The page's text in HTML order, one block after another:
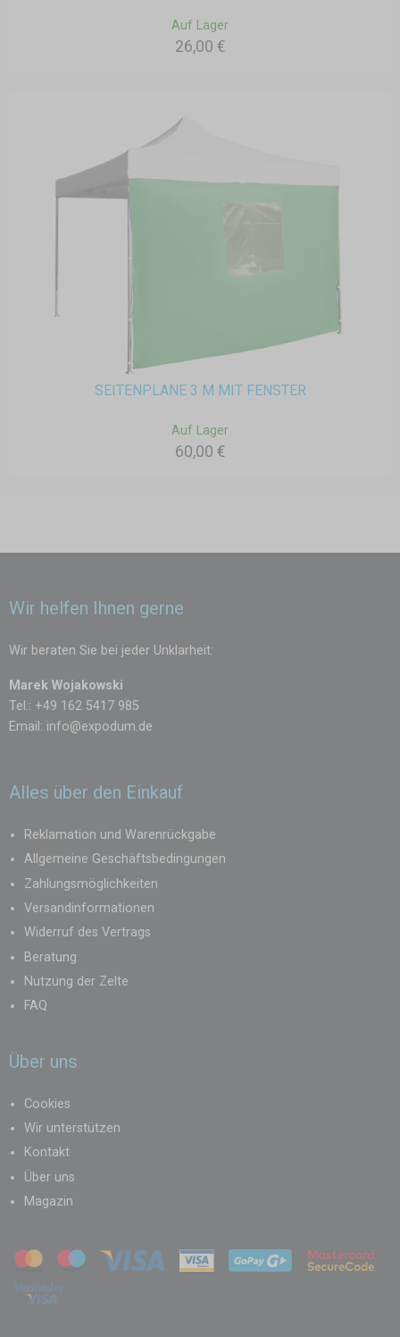
Auf Lager
26,00 €
SEITENPLANE 3 M MIT FENSTER
Auf Lager
60,00 €
Wir helfen Ihnen gerne
Wir beraten Sie bei jeder Unklarheit:
Marek Wojakowski
Tel.: +49 162 5417 985
Email: info@expodum.de
Alles über den Einkauf
Reklamation und Warenrückgabe
Allgemeine Geschäftsbedingungen
Zahlungsmöglichkeiten
Versandinformationen
Widerruf des Vertrags
Beratung
Nutzung der Zelte
FAQ
Über uns
Cookies
Wir unterstützen
Kontakt
Über uns
Magazin